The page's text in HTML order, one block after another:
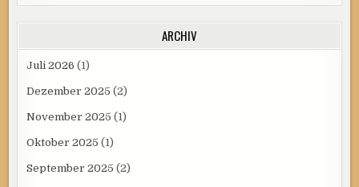
ARCHIV
Juli 2026 (1)
Dezember 2025 (2)
November 2025 (1)
Oktober 2025 (1)
September 2025 (2)